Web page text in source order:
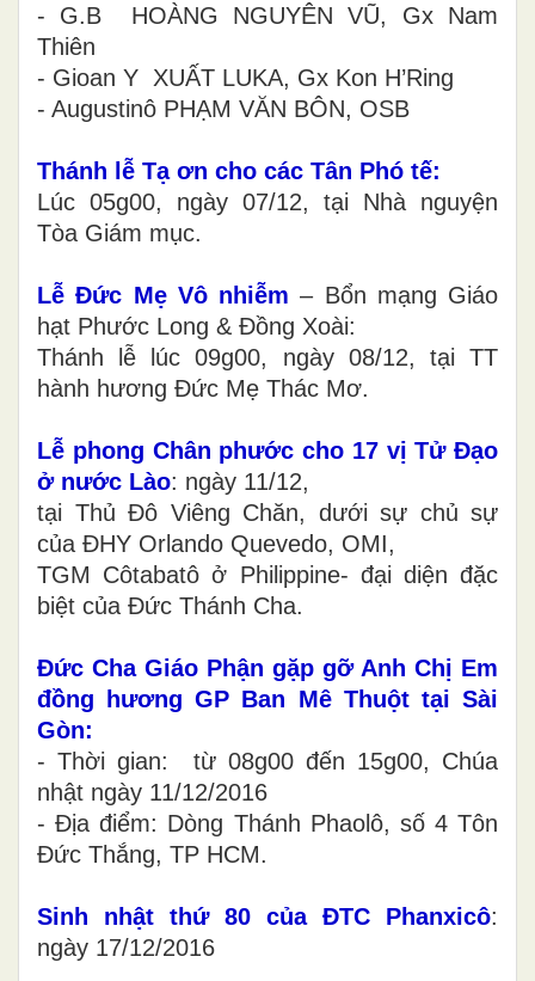
- G.B HOÀNG NGUYÊN VŨ, Gx Nam
Thiên
- Gioan Y XUẤT LUKA, Gx Kon H’Ring
- Augustinô PHẠM VĂN BÔN, OSB
Thánh lễ Tạ ơn cho các Tân Phó tế:
Lúc 05g00, ngày 07/12, tại Nhà nguyện
Tòa Giám mục.
Lễ Đức Mẹ Vô nhiễm – Bổn mạng Giáo
hạt Phước Long & Đồng Xoài:
Thánh lễ lúc 09g00, ngày 08/12, tại TT
hành hương Đức Mẹ Thác Mơ.
Lễ phong Chân phước cho 17 vị Tử Đạo
ở nước Lào: ngày 11/12,
tại Thủ Đô Viêng Chăn, dưới sự chủ sự
của ĐHY Orlando Quevedo, OMI,
TGM Côtabatô ở Philippine- đại diện đặc
biệt của Đức Thánh Cha.
Đức Cha Giáo Phận gặp gỡ Anh Chị Em
đồng hương GP Ban Mê Thuột tại Sài
Gòn:
- Thời gian: từ 08g00 đến 15g00, Chúa
nhật ngày 11/12/2016
- Địa điểm: Dòng Thánh Phaolô, số 4 Tôn
Đức Thắng, TP HCM.
Sinh nhật thứ 80 của ĐTC Phanxicô:
ngày 17/12/2016